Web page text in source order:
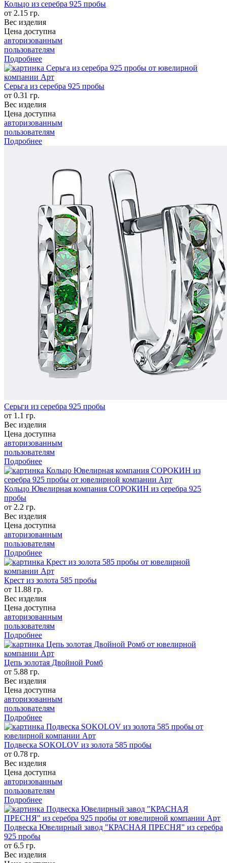
Кольцо из серебра 925 пробы
от 2.15 гр.
Вес изделия
Цена доступна
авторизованным
пользователям
Подробнее
Серьга из серебра 925 пробы
от 0.31 гр.
Вес изделия
Цена доступна
авторизованным
пользователям
Подробнее
Серьги из серебра 925 пробы
от 1.1 гр.
Вес изделия
Цена доступна
авторизованным
пользователям
Подробнее
Кольцо Ювелирная компания СОРОКИН из серебра 925
пробы
от 2.2 гр.
Вес изделия
Цена доступна
авторизованным
пользователям
Подробнее
Крест из золота 585 пробы
от 11.88 гр.
Вес изделия
Цена доступна
авторизованным
пользователям
Подробнее
Цепь золотая Двойной Ромб
от 5.88 гр.
Вес изделия
Цена доступна
авторизованным
пользователям
Подробнее
Подвеска SOKOLOV из золота 585 пробы
от 0.78 гр.
Вес изделия
Цена доступна
авторизованным
пользователям
Подробнее
Подвеска Ювелирный завод "КРАСНАЯ ПРЕСНЯ" из серебра
925 пробы
от 6.5 гр.
Вес изделия